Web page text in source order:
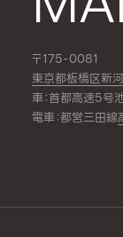
〒175-0081
東京都板橋区新
車：首都高速5
電車：都営三田線